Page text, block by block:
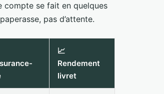
compte se fait en quelques
pas d’attente.
📈
Rendement
livret